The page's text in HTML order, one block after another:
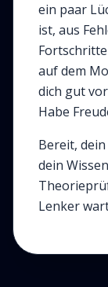
ein paar
ist, aus
auf dem
dich gut
Habe
Bereit,
dein
Lenker